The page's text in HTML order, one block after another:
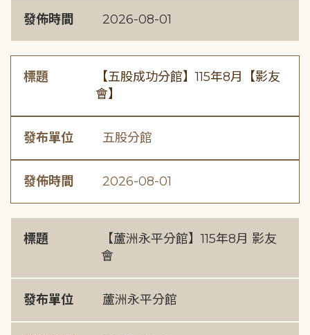
發佈時間 2026-08-01
標題
【五股成功分館】115年8月【影友
會】
發布單位 五股分館
發佈時間 2026-08-01
標題
【蘆洲永平分館】115年8月 影友
會
發布單位 蘆洲永平分館